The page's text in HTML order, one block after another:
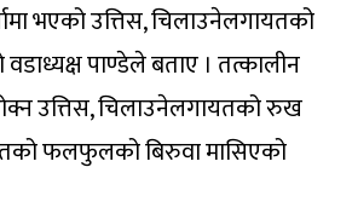
भएको उत्तिस, चिलाउनेलगायतको
पाण्डेले बताए । तत्कालीन
उत्तिस, चिलाउनेलगायतको रुख
फलफुलको बिरुवा मासिएको